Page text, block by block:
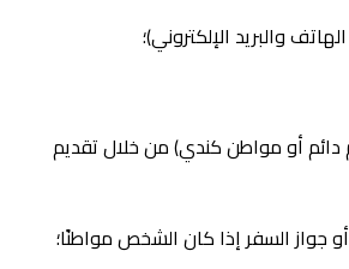
والبريد الإلكتروني)؛
دائم أو مواطن كندي) من خلال تقديم
جواز السفر إذا كان الشخص مواطنًا؛